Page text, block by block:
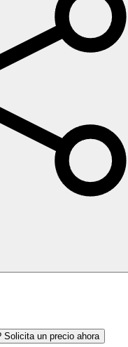
Solicita un precio ahora